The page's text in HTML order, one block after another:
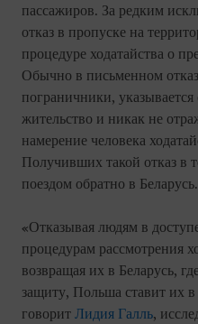
пассажиров. За редким
отказ в пропуске на
процедуре ходатайства о
Обычно в письменном
пограничники,
жительство и никак не
намерение человека
Получивших такой отказ в
поездом обратно в Беларусь.
«Отказывая людям в
процедурам рассмотрения
возвращая их в Беларусь,
защиту, Польша ставит их
говорит Лидия Галль,